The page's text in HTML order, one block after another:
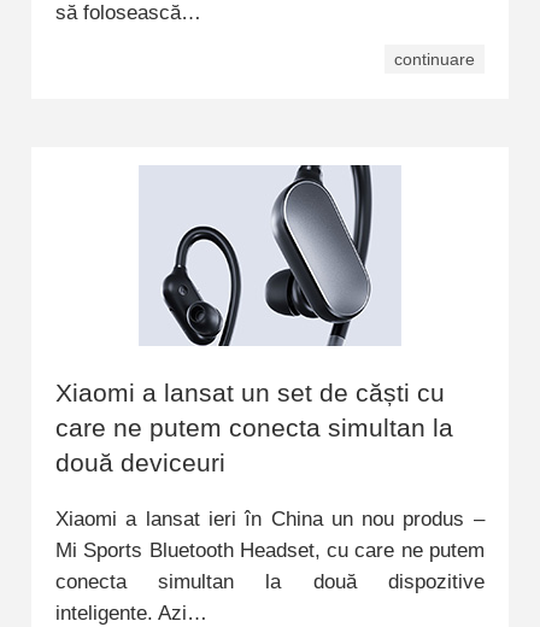
să folosească…
continuare
Xiaomi a lansat un set de căști cu
care ne putem conecta simultan la
două deviceuri
Xiaomi a lansat ieri în China un nou produs –
Mi Sports Bluetooth Headset, cu care ne putem
conecta simultan la două dispozitive
inteligente. Azi…